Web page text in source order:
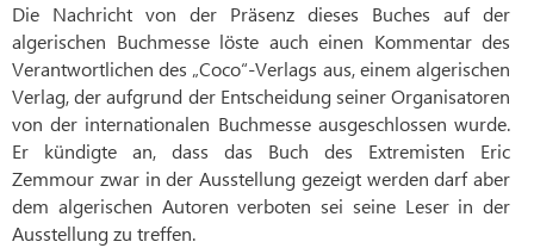
Die Nachricht von der Präsenz dieses Buches auf der
algerischen Buchmesse löste auch einen Kommentar des
Verantwortlichen des „Coco“-Verlags aus, einem algerischen
Verlag, der aufgrund der Entscheidung seiner Organisatoren
von der internationalen Buchmesse ausgeschlossen wurde.
Er kündigte an, dass das Buch des Extremisten Eric
Zemmour zwar in der Ausstellung gezeigt werden darf aber
dem algerischen Autoren verboten sei seine Leser in der
Ausstellung zu treffen.